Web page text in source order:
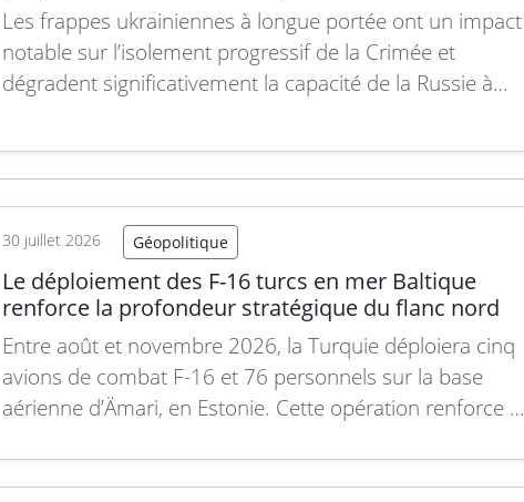
Les frappes ukrainiennes à longue portée ont un impact
notable sur l’isolement progressif de la Crimée et
dégradent significativement la capacité de la Russie à
ciblés en mer rien que durant le mois de juillet, selon un
responsable occidental. Interrogé sur le conflit…Lire la
suite
30 juillet 2026 Géopolitique
Le déploiement des F-16 turcs en mer Baltique
renforce la profondeur stratégique du flanc nord
Entre août et novembre 2026, la Turquie déploiera cinq
avions de combat F-16 et 76 personnels sur la base
aérienne d’Ämari, en Estonie. Cette opération renforce la
aériens sur l’un de ses flancs les plus sensibles. Ce